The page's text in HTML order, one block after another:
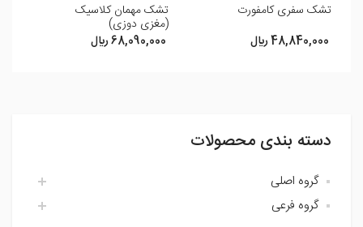
دسته بندی محصولات
گروه اصلی
اتاق خواب لایکوگروه فرعی
تشک سفری کامفورت
48,840,000 ريال
تشک مهمان کلاسیک
(مغزی دوزی)
68,090,000 ريال